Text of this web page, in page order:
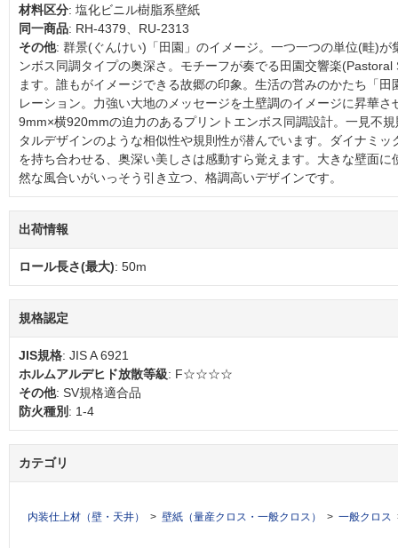
材料区分: 塩化ビニル樹脂系壁紙
同一商品: RH-4379、RU-2313
その他: 群景(ぐんけい)「田園」のイメージ。一つ一つの単位(畦)が
ンボス同調タイプの奥深さ。モチーフが奏でる田園交響楽
ます。誰もがイメージできる故郷の印象。生活の営みのかたち「田
レーション。力強い大地のメッセージを土壁調のイメージに昇華さ
9mm×横920mmの迫力のあるプリントエンボス同調設計。一見不
タルデザインのような相似性や規則性が潜んでいます。ダイナミッ
を持ち合わせる、奥深い美しさは感動すら覚えます。大きな壁面に
然な風合いがいっそう引き立つ、格調高いデザインです。
出荷情報
ロール長さ(最大): 50m
規格認定
JIS規格: JIS A 6921
ホルムアルデヒド放散等級: F☆☆☆☆
その他: SV規格適合品
防火種別 : 1-4
カテゴリ
内装仕上材（壁・天井） 壁紙（量産クロス・一般クロス） 一般クロス